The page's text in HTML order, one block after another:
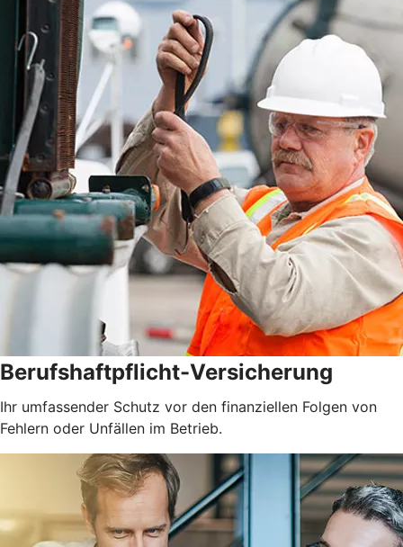
Berufshaftpflicht-Versicherung
Ihr umfassender Schutz vor den finanziellen Folgen von
Fehlern oder Unfällen im Betrieb.